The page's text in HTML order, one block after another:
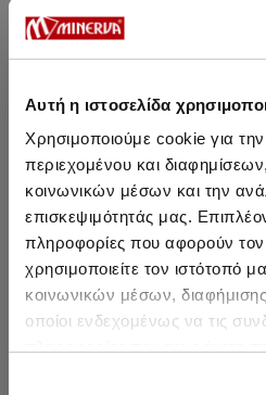
Αυτή η ιστοσελίδα
Χρησιμοποιούμε cookie για
περιεχομένου και
κοινωνικών μέσων και την
επισκεψιμότητάς μας.
πληροφορίες που αφορούν
χρησιμοποιείτε τον ιστότοπό
κοινωνικών μέσων,
οποίοι ενδεχομένως να τις
Teen's Triangle Bra without
padding
14,20 €12,05 €-15%